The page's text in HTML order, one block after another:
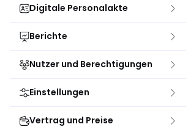
Digitale Personalakte
Berichte
Nutzer und Berechtigungen
Einstellungen
Vertrag und Preise